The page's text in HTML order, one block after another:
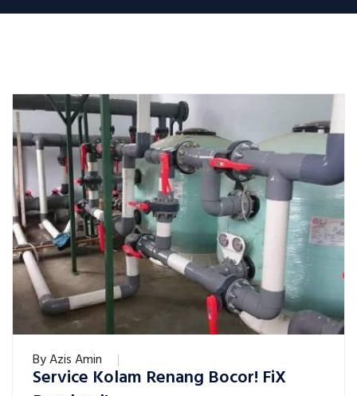
ByAzis Amin
Service Kolam Renang Bocor! FiX